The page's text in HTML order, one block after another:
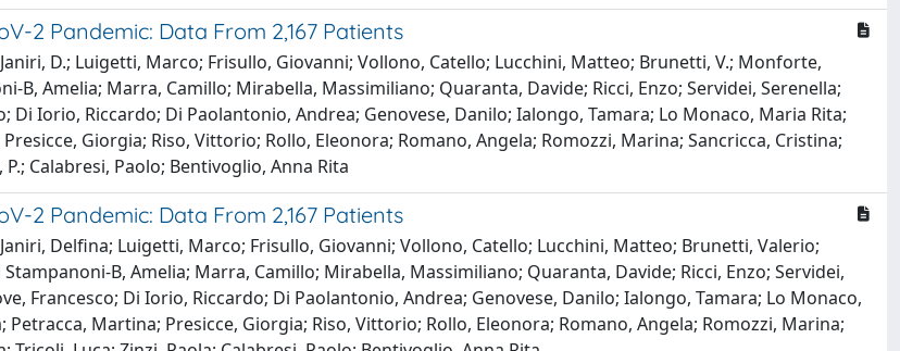
2 Pandemic: Data From 2,167 Patients
D.; Luigetti, Marco; Frisullo, Giovanni; Vollono, Catello; Lucchini, Matteo; Brunetti, V.; Monforte,
B, Amelia; Marra, Camillo; Mirabella, Massimiliano; Quaranta, Davide; Ricci, Enzo; Servidei, Serenella;
Di Iorio, Riccardo; Di Paolantonio, Andrea; Genovese, Danilo; Ialongo, Tamara; Lo Monaco, Maria Rita;
Giorgia; Riso, Vittorio; Rollo, Eleonora; Romano, Angela; Romozzi, Marina; Sancricca, Cristina;
Calabresi, Paolo; Bentivoglio, Anna Rita
2 Pandemic: Data From 2,167 Patients
Delfina; Luigetti, Marco; Frisullo, Giovanni; Vollono, Catello; Lucchini, Matteo; Brunetti, Valerio;
B, Amelia; Marra, Camillo; Mirabella, Massimiliano; Quaranta, Davide; Ricci, Enzo; Servidei,
Francesco; Di Iorio, Riccardo; Di Paolantonio, Andrea; Genovese, Danilo; Ialongo, Tamara; Lo Monaco,
Martina; Presicce, Giorgia; Riso, Vittorio; Rollo, Eleonora; Romano, Angela; Romozzi, Marina;